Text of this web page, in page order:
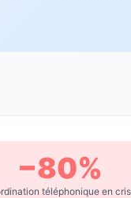
−80%
téléphonique en